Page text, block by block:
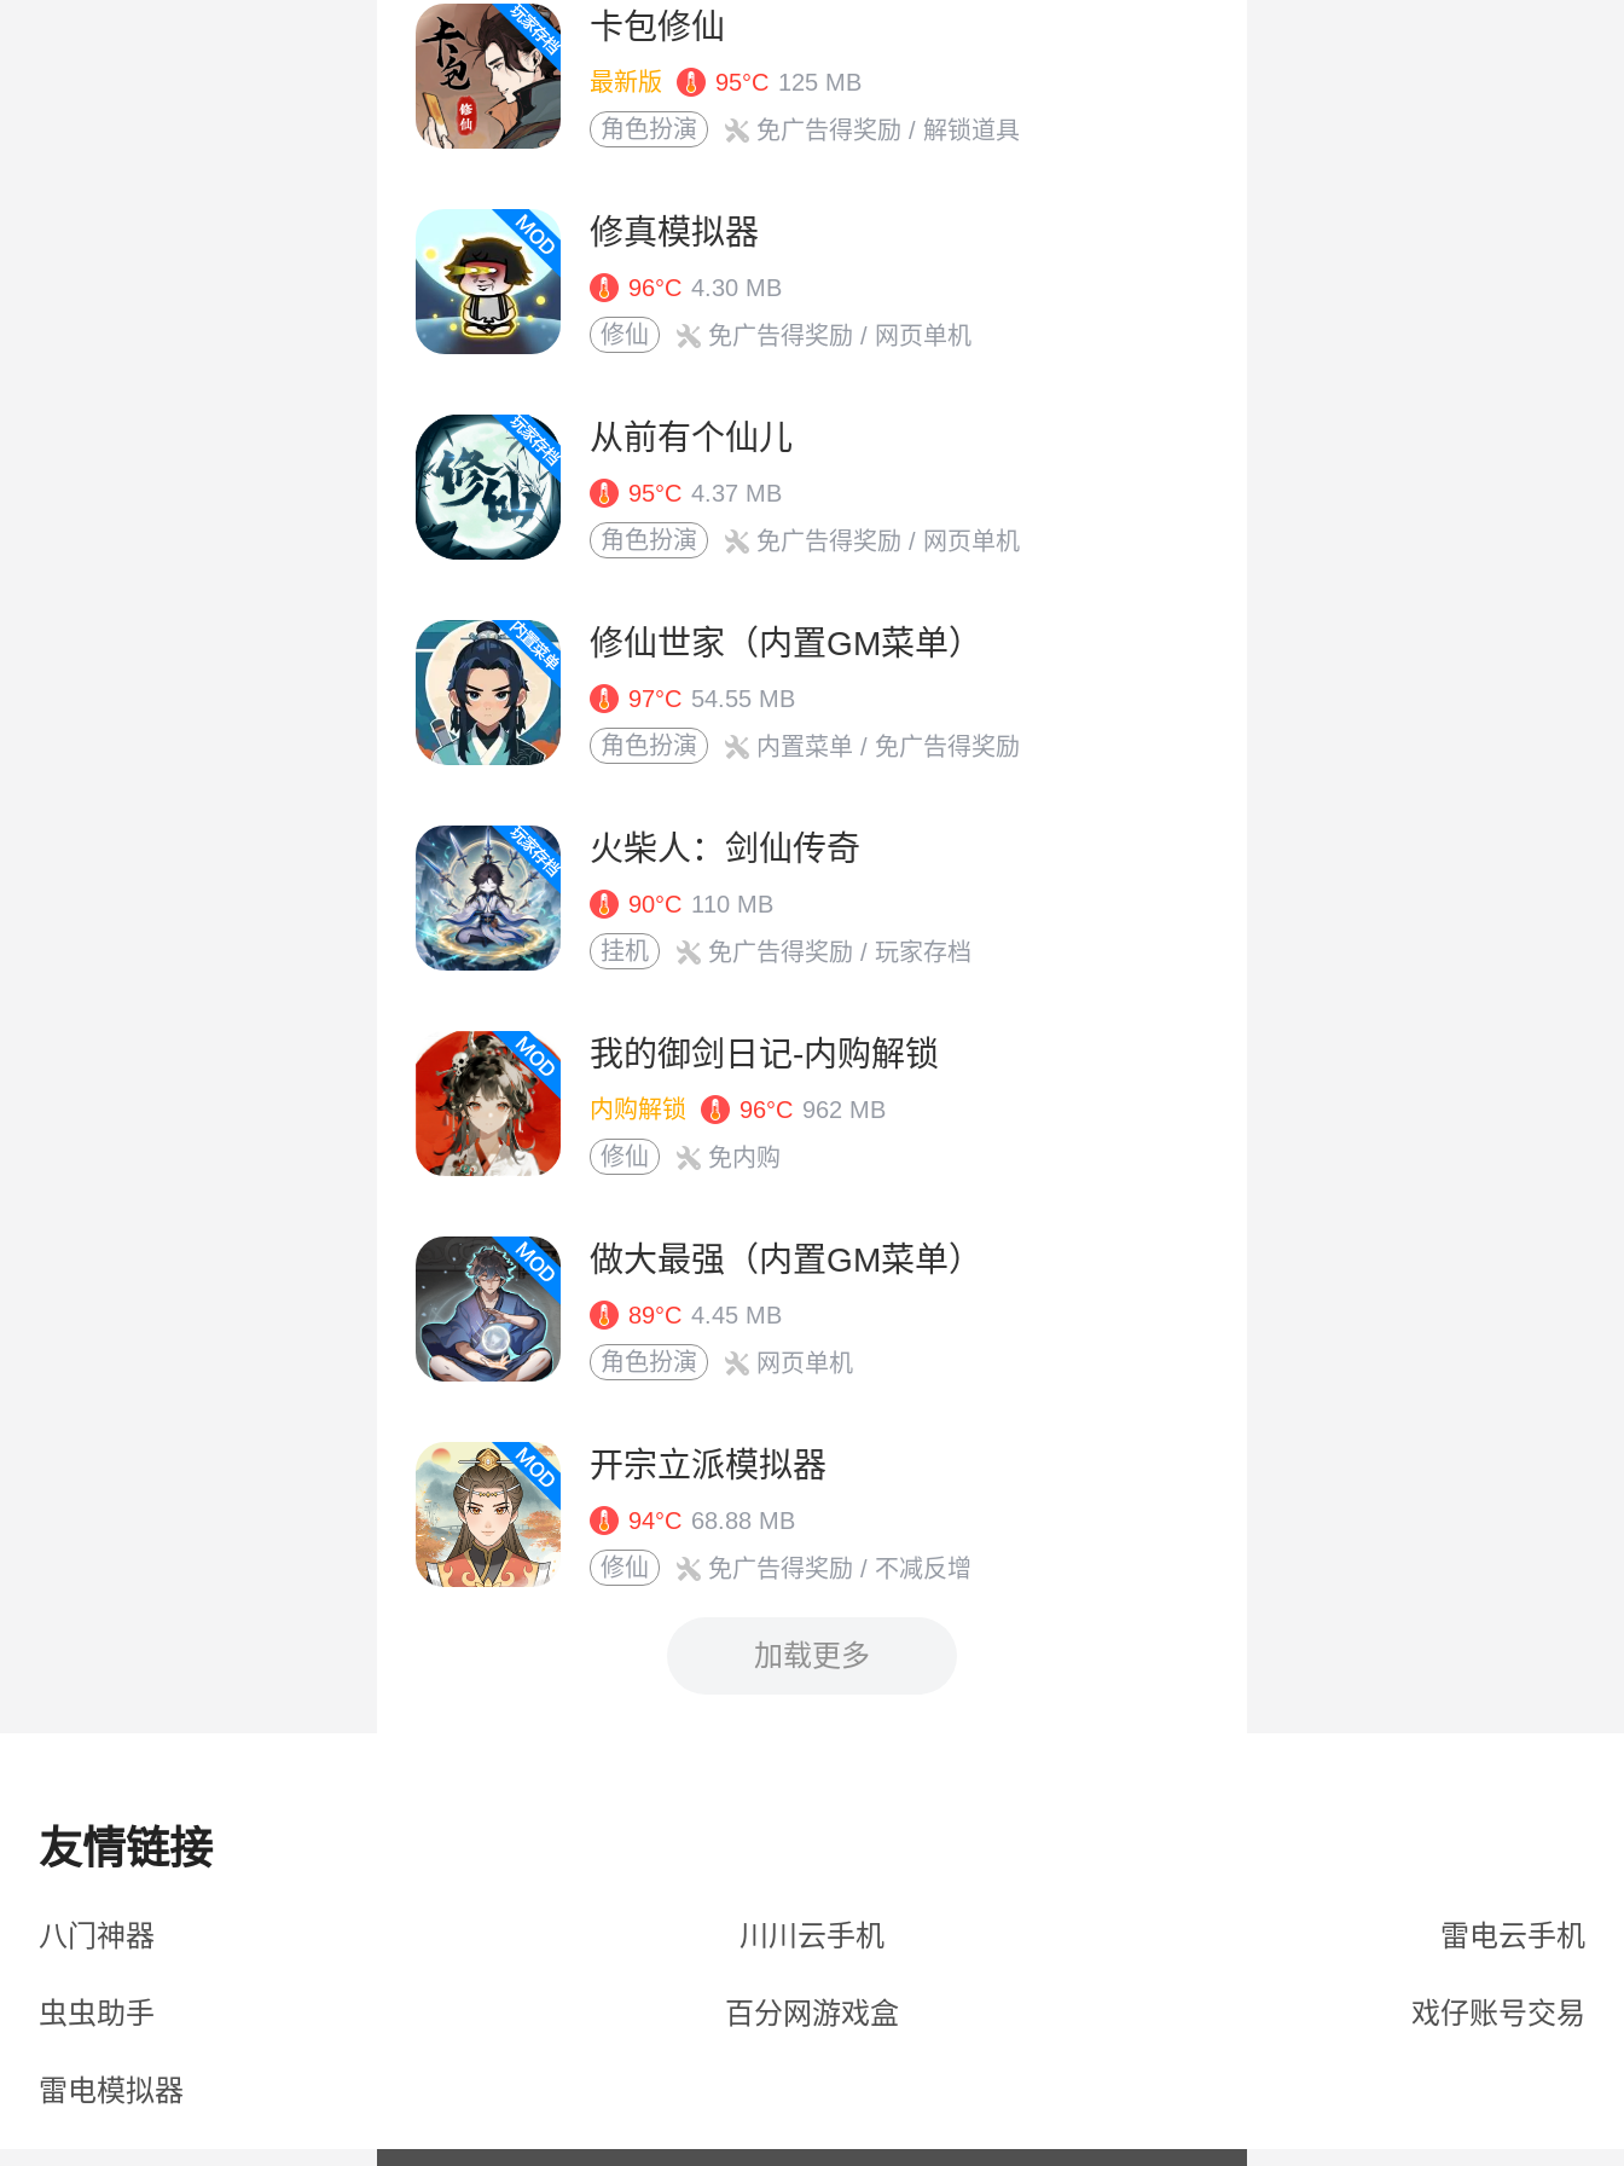
卡包修仙
最新版 95°C 125 MB
角色扮演
免广告得奖励 / 解锁道具
修真模拟器
96°C 4.30 MB
修仙
免广告得奖励 / 网页单机
从前有个仙儿
95°C 4.37 MB
角色扮演
免广告得奖励 / 网页单机
修仙世家（内置GM菜单）
97°C 54.55 MB
角色扮演
内置菜单 / 免广告得奖励
火柴人：剑仙传奇
90°C 110 MB
挂机
免广告得奖励 / 玩家存档
我的御剑日记-内购解锁
内购解锁 96°C 962 MB
修仙
免内购
做大最强（内置GM菜单）
89°C 4.45 MB
角色扮演
网页单机
开宗立派模拟器
94°C 68.88 MB
修仙
免广告得奖励 / 不减反增
加载更多
友情链接
八门神器 川川云手机 雷电云手机
虫虫助手 百分网游戏盒 戏仔账号交易
雷电模拟器